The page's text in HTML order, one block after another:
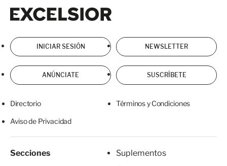
INICIAR SESIÓN NEWSLETTER
ANÚNCIATE SUSCRÍBETE
Directorio Términos y Condiciones
Aviso de Privacidad
Secciones
Suplementos